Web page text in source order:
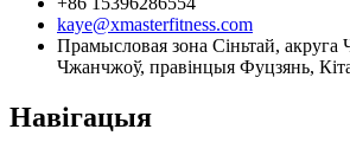
kaye@xmasterfitness.com
Прамысловая зона Сіньтай, акруга
Чжанчжоў, правінцыя Фуцзянь,
Навігацыя